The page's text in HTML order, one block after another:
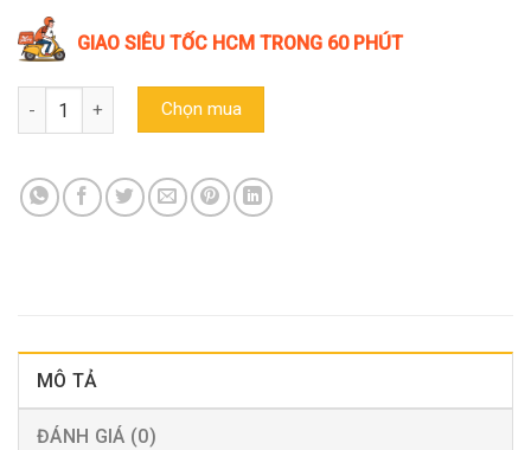
GIAO SIÊU TỐC HCM TRONG 60 PHÚT
Hạt bí rang củi vị muối Trường Đạt (Túi zip lớn 500g) số lượng
Chọn mua
MÔ TẢ
ĐÁNH GIÁ (0)